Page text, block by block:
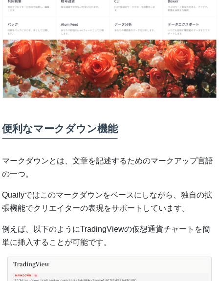
便利なマークダウン機能
マークダウンとは、文章を記述するためのマークアップ言語
の一つ。
Quailyではこのマークダウンをベースにしながら、独自の拡
張機能でクリエイターの表現をサポートしています。
例えば、以下のようにTradingViewの仮想通貨チャートを簡
単に挿入することが可能です。